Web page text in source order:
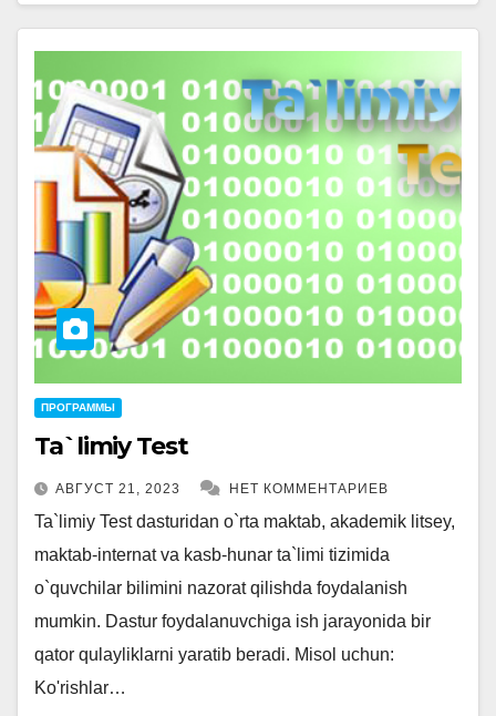
ПРОГРАММЫ
Ta`limiy Test
АВГУСТ 21, 2023 НЕТ КОММЕНТАРИЕВ
Ta`limiy Test dasturidan o`rta maktab, akademik litsey,
maktab-internat va kasb-hunar ta`limi tizimida
o`quvchilar bilimini nazorat qilishda foydalanish
mumkin. Dastur foydalanuvchiga ish jarayonida bir
qator qulayliklarni yaratib beradi. Misol uchun:
Ko'rishlar…